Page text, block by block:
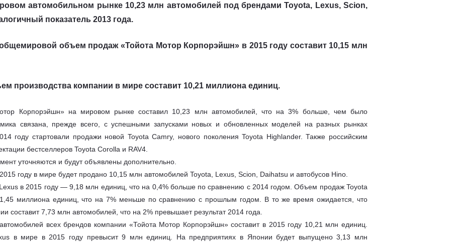
автомобильном рынке 10,23 млн автомобилей под брендами Toyota, Lexus, Scion,
показатель 2013 года.
объем продаж «Тойота Мотор Корпорэйшн» в 2015 году составит 10,15 млн
производства компании в мире составит 10,21 миллиона единиц.
Корпорэйшн» на мировом рынке составил 10,23 млн автомобилей, что на 3% больше, чем было
связана, прежде всего, с успешными запусками новых и обновленных моделей на разных рынках
году стартовали продажи новой Toyota Camry, нового поколения Toyota Highlander. Также российским
бестселлеров Toyota Corolla и RAV4.
уточняются и будут объявлены дополнительно.
году в мире будет продано 10,15 млн автомобилей Toyota, Lexus, Scion, Daihatsu и автобусов Hino.
в 2015 году — 9,18 млн единиц, что на 0,4% больше по сравнению с 2014 годом. Объем продаж Toyota
миллиона единиц, что на 7% меньше по сравнению с прошлым годом. В то же время ожидается, что
7,73 млн автомобилей, что на 2% превышает результат 2014 года.
всех брендов компании «Тойота Мотор Корпорэйшн» составит в 2015 году 10,21 млн единиц.
в мире в 2015 году превысит 9 млн единиц. На предприятиях в Японии будет выпущено 3,13 млн